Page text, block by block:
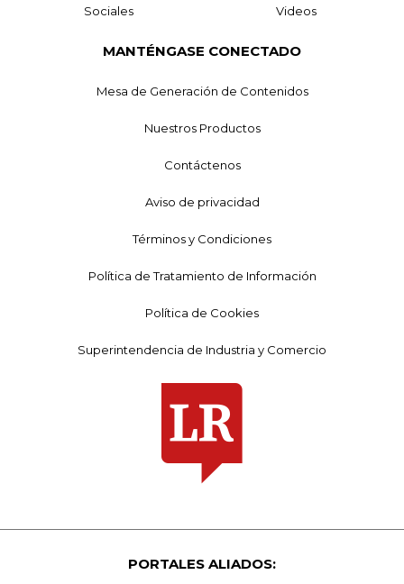
Sociales Videos
MANTÉNGASE CONECTADO
Mesa de Generación de Contenidos
Nuestros Productos
Contáctenos
Aviso de privacidad
Términos y Condiciones
Política de Tratamiento de Información
Política de Cookies
Superintendencia de Industria y Comercio
PORTALES ALIADOS: